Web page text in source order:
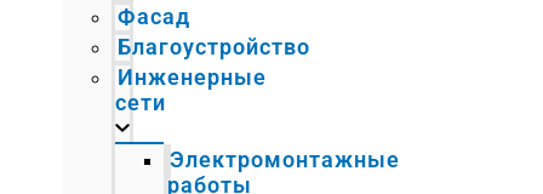
Фасад
Благоустройство
Инженерные
сети
Электромонтажные
работы